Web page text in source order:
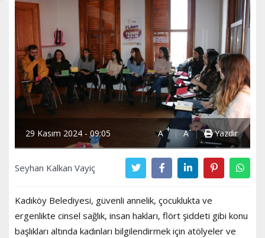
29 Kasım 2024 - 09:05 A+ A- Yazdır
Seyhan Kalkan Vayiç
Kadıköy Belediyesi, güvenli annelik, çocuklukta ve
ergenlikte cinsel sağlık, insan hakları, flört şiddeti gibi konu
başlıkları altında kadınları bilgilendirmek için atölyeler ve